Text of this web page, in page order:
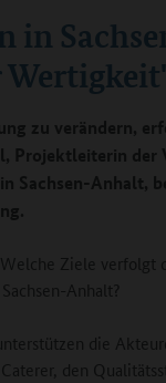
in
zu verändern,
Projektleiterin der
Sachsen-Anhalt,
: Welche Ziele verfolgt
Anhalt?
die
den